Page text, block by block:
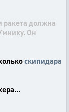
ракета должна
Он
скипидара